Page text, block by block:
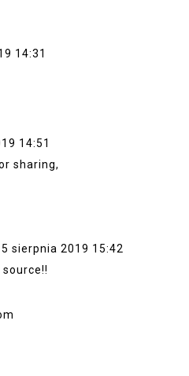
14:31
14:51
sharing,
5 sierpnia 2019 15:42